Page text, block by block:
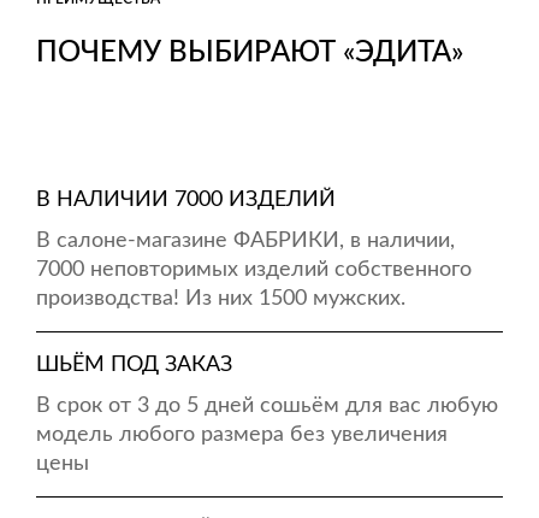
ПОЧЕМУ ВЫБИРАЮТ «ЭДИТА»
В НАЛИЧИИ 7000 ИЗДЕЛИЙ
В салоне-магазине ФАБРИКИ, в наличии,
7000 неповторимых изделий собственного
производства! Из них 1500 мужских.
ШЬЁМ ПОД ЗАКАЗ
В срок от 3 до 5 дней сошьём для вас любую
модель любого размера без увеличения
цены